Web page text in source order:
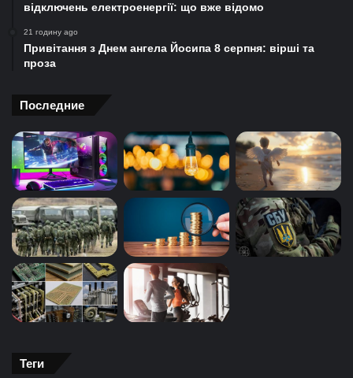
відключень електроенергії: що вже відомо
21 годину ago
Привітання з Днем ангела Йосипа 8 серпня: вірші та
проза
Последние
Теги